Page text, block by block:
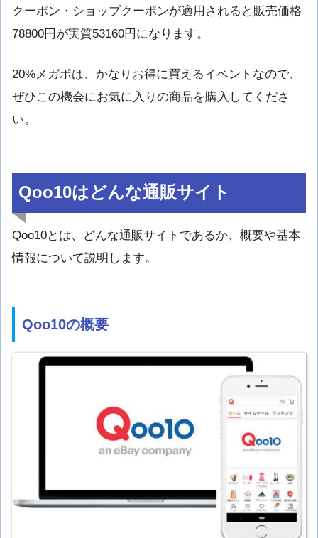
クーポン・ショップクーポンが適用されると販売価格
78800円が実質53160円になります。
20%メガポは、かなりお得に買えるイベントなので、
ぜひこの機会にお気に入りの商品を購入してくださ
い。
Qoo10はどんな通販サイト
Qoo10とは、どんな通販サイトであるか、概要や基本
情報について説明します。
Qoo10の概要